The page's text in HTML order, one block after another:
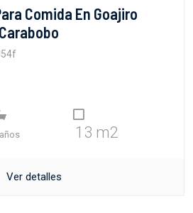
Comida En Goajiro
13 m2
Ver detalles